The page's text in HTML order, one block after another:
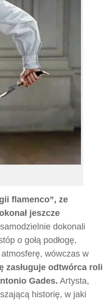
flamenco”, ze
jeszcze
dokonali
o gołą podłogę,
wówczas w
zasługuje odtwórca roli
Gades. Artysta,
historię, w jaki